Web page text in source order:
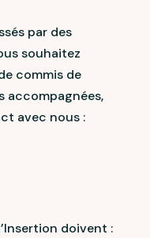
par des
souhaitez
commis de
accompagnées,
avec nous :
doivent :